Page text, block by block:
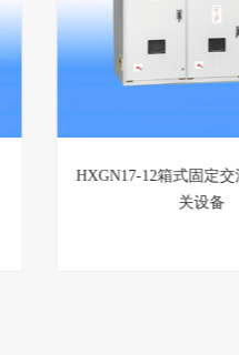
HXGN17-12箱式固定
关设备